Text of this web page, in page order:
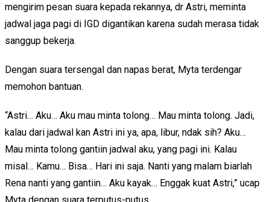
mengirim pesan suara kepada rekannya, dr Astri, meminta
jadwal jaga pagi di IGD digantikan karena sudah merasa tidak
sanggup bekerja.
Dengan suara tersengal dan napas berat, Myta terdengar
memohon bantuan.
“Astri… Aku… Aku mau minta tolong… Mau minta tolong. Jadi,
kalau dari jadwal kan Astri ini ya, apa, libur, ndak sih? Aku…
Mau minta tolong gantiin jadwal aku, yang pagi ini. Kalau
misal… Kamu… Bisa… Hari ini saja. Nanti yang malam biarlah
Rena nanti yang gantiin… Aku kayak… Enggak kuat Astri,” ucap
Myta dengan suara terputus-putus.